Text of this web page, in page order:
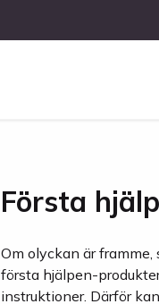
Första
Om olyckan är
första hjälpen-
instruktioner. Därför